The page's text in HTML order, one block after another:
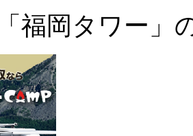
福岡タワー」